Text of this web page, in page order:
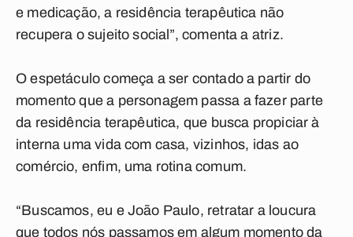
e medicação, a residência terapêutica não
recupera o sujeito social”, comenta a atriz.
O espetáculo começa a ser contado a partir do
momento que a personagem passa a fazer parte
da residência terapêutica, que busca propiciar à
interna uma vida com casa, vizinhos, idas ao
comércio, enfim, uma rotina comum.
“Buscamos, eu e João Paulo, retratar a loucura
que todos nós passamos em algum momento da